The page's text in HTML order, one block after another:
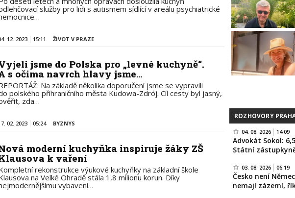
služby pro lidi s autismem sídlící v areálu psychiatrické
12. 2023 15:11 ŽIVOT V PRAZE
jsme do Polska pro „levné kuchyně“.
s očima navrch hlavy jsme…
Na základě několika doporučení jsme se vypravili
polského příhraničního města Kudowa-Zdrój. Cíl cesty byl jasný,
zda…
02. 2023 05:24 BYZNYS
moderní kuchyňka inspiruje žáky ZŠ
k vaření
rekonstrukce výukové kuchyňky na základní škole
na Velké Ohradě stála 1,8 milionu korun. Díky
vybavení…
ROZHOVORY
04. 08. 2026 14:09
Advokát Sokol:
Státní
03. 08. 2026 06:19
Česko není
nemají zázemí,